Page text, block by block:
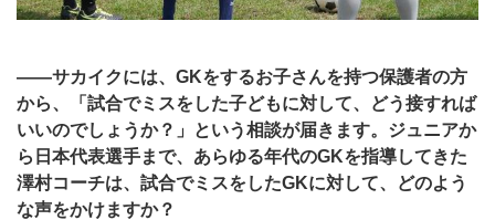
――サカイクには、GKをするお子さんを持つ保護者の方
から、「試合でミスをした子どもに対して、どう接すれば
いいのでしょうか？」という相談が届きます。ジュニアか
ら日本代表選手まで、あらゆる年代のGKを指導してきた
澤村コーチは、試合でミスをしたGKに対して、どのよう
な声をかけますか？